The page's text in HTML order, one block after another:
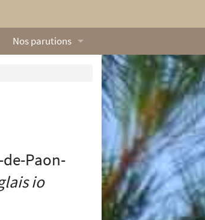
Nos parutions
Vidéos naturalistes de Ré Nature
Paon-
io